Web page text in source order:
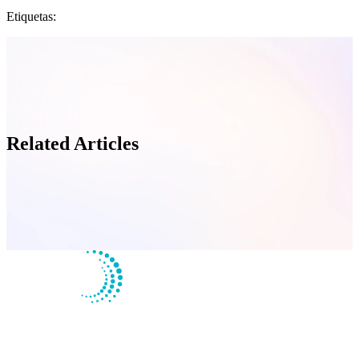
Etiquetas:
Related Articles